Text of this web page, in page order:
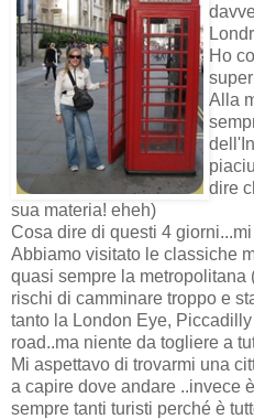
Ho
Alla
dire
sua materia! eheh)
Cosa dire di questi 4
Abbiamo visitato le classiche
quasi sempre la
rischi di camminare troppo e
tanto la London Eye,
road..ma niente da togliere a
Mi aspettavo di trovarmi una
a capire dove andare ..invece
sempre tanti turisti perché è